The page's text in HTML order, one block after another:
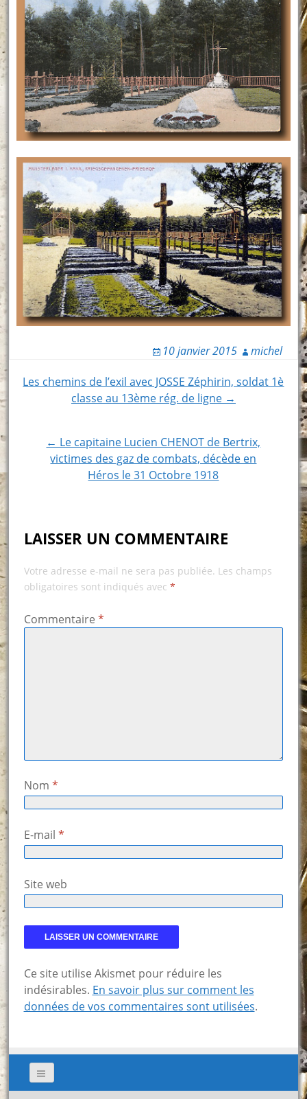
10 janvier 2015 michel
Post
Les chemins de l’exil avec JOSSE Zéphirin, soldat 1è
classe au 13ème rég. de ligne →
← Le capitaine Lucien CHENOT de Bertrix,
victimes des gaz de combats, décède en
Héros le 31 Octobre 1918
LAISSER UN COMMENTAIRE
Votre adresse e-mail ne sera pas publiée. Les champs
obligatoires sont indiqués avec *
Commentaire *
Nom *
E-mail *
Site web
Ce site utilise Akismet pour réduire les
indésirables. En savoir plus sur comment les
données de vos commentaires sont utilisées.